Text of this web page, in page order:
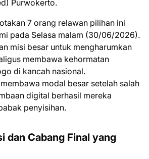
Purwokerto.
7 orang relawan pilihan ini
pada Selasa malam (30/06/2026).
misi besar untuk mengharumkan
membawa kehormatan
di kancah nasional.
modal besar setelah salah
digital berhasil mereka
penyisihan.
dan Cabang Final yang